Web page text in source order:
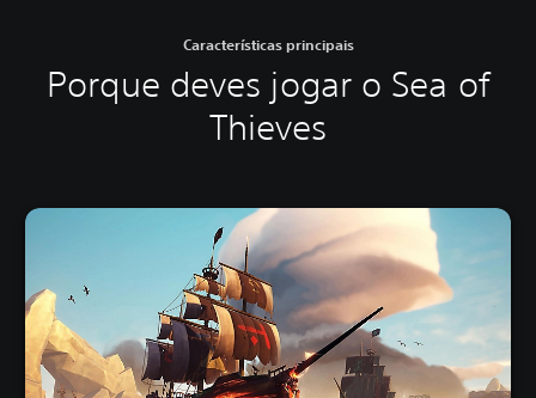
Características principais
Porque deves jogar o Sea of
Thieves